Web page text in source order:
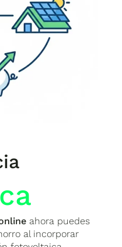
ahora puedes
al incorporar